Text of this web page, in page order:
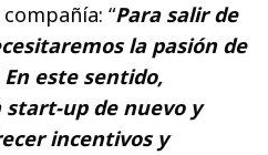
“Para salir de
la pasión de
este sentido,
up de nuevo y
incentivos y